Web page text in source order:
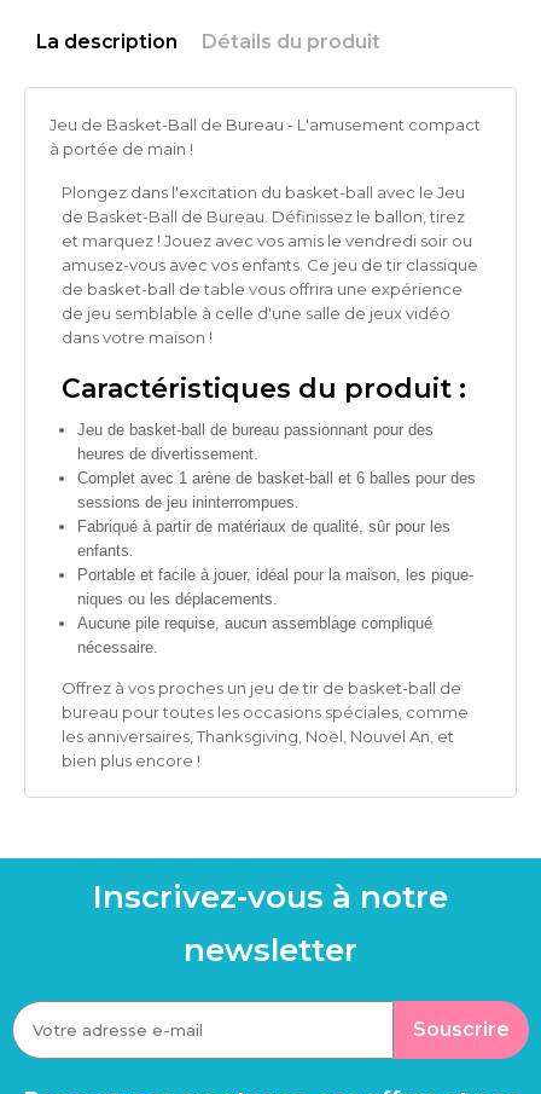
La description Détails du produit
Jeu de Basket-Ball de Bureau - L'amusement compact
à portée de main !
Plongez dans l'excitation du basket-ball avec le Jeu
de Basket-Ball de Bureau. Définissez le ballon, tirez
et marquez ! Jouez avec vos amis le vendredi soir ou
amusez-vous avec vos enfants. Ce jeu de tir classique
de basket-ball de table vous offrira une expérience
de jeu semblable à celle d'une salle de jeux vidéo
dans votre maison !
Caractéristiques du produit :
Jeu de basket-ball de bureau passionnant pour des
heures de divertissement.
Complet avec 1 arène de basket-ball et 6 balles pour des
sessions de jeu ininterrompues.
Fabriqué à partir de matériaux de qualité, sûr pour les
enfants.
Portable et facile à jouer, idéal pour la maison, les pique-
niques ou les déplacements.
Aucune pile requise, aucun assemblage compliqué
nécessaire.
Offrez à vos proches un jeu de tir de basket-ball de
bureau pour toutes les occasions spéciales, comme
les anniversaires, Thanksgiving, Noël, Nouvel An, et
bien plus encore !
Inscrivez-vous à notre
newsletter
Souscrire